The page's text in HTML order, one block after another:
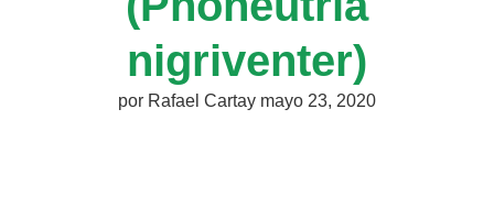
nigriventer)
por Rafael Cartay mayo 23, 2020